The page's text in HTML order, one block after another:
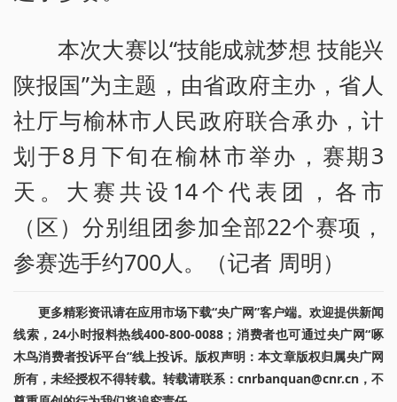
本次大赛以“技能成就梦想 技能兴
陕报国”为主题，由省政府主办，省人
社厅与榆林市人民政府联合承办，计
划于8月下旬在榆林市举办，赛期3
天。大赛共设14个代表团，各市
（区）分别组团参加全部22个赛项，
参赛选手约700人。（记者 周明）
更多精彩资讯请在应用市场下载“央广网”客户端。欢迎提供新闻
线索，24小时报料热线400-800-0088；消费者也可通过央广网“啄
木鸟消费者投诉平台”线上投诉。版权声明：本文章版权归属央广网
所有，未经授权不得转载。转载请联系：cnrbanquan@cnr.cn，不